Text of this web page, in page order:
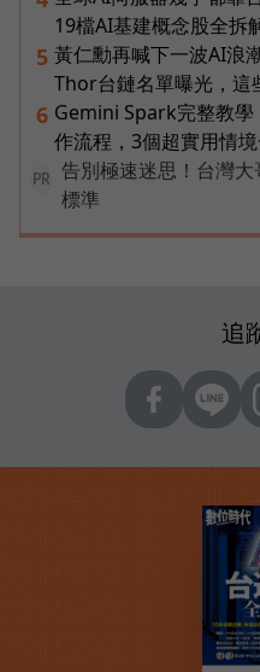
19檔AI基建概念股全拆
5 黃仁勳再喊下一波AI浪
Thor台鏈名單曝光，這
6 Gemini Spark完整教
作流程，3個超實用情
PR
告別極速迷思！台灣
標準
追